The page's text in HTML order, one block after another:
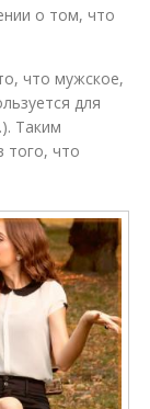
о том, что
что мужское,
для
Таким
того, что